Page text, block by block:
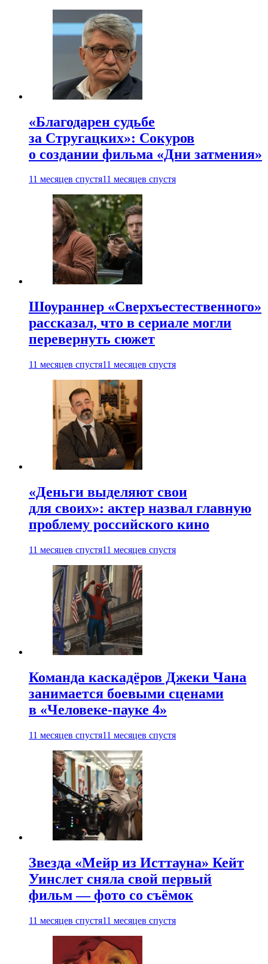
«Благодарен судьбе
за Стругацких»: Сокуров
о создании фильма «Дни затмения»
11 месяцев спустя11 месяцев спустя
Шоураннер «Сверхъестественного»
рассказал, что в сериале могли
перевернуть сюжет
11 месяцев спустя11 месяцев спустя
«Деньги выделяют свои
для своих»: актер назвал главную
проблему российского кино
11 месяцев спустя11 месяцев спустя
Команда каскадёров Джеки Чана
занимается боевыми сценами
в «Человеке-пауке 4»
11 месяцев спустя11 месяцев спустя
Звезда «Мейр из Исттауна» Кейт
Уинслет сняла свой первый
фильм — фото со съёмок
11 месяцев спустя11 месяцев спустя